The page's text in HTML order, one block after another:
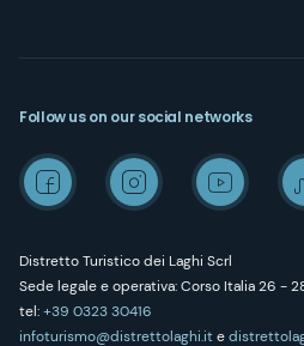
Distretto Turistico dei Laghi Scrl
Sede legale e operativa: Corso Italia 26 -
tel:+39 0323 30416
infoturismo@distrettolaghi.ite
Follow us on our social networks